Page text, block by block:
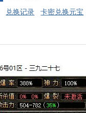
兑换记录 卡密兑换元宝